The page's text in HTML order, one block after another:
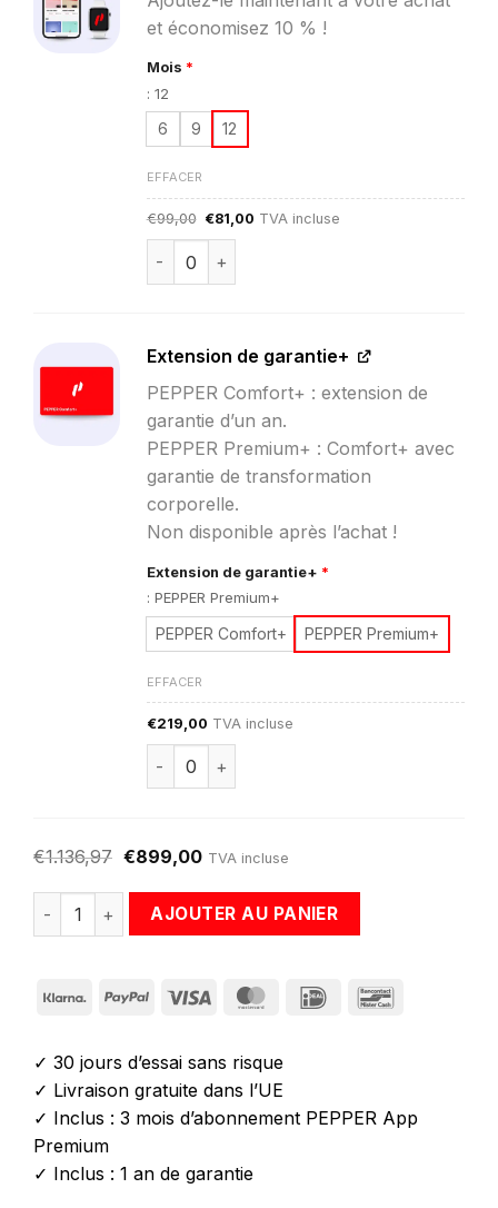
et économisez 10 % !
Mois *
: 12
6 9 12
EFFACER
€99,00 Le
initial
était :
€99,00.
€81,00 Le
TVA incluse
quantité de Abonnement à l’application
Extension de garantie+
PEPPER Comfort+ : extension de
garantie d’un an.
PEPPER Premium+ : Comfort+ avec
garantie de transformation
corporelle.
Non disponible après l’achat !
Extension de garantie+ *
: PEPPER Premium+
PEPPER Comfort+ PEPPER Premium+
EFFACER
€219,00 TVA incluse
quantité de Extension de garantie+
€1.136,97 €899,00 TVA incluse
quantité de Pack de démarrage NOVA:combinaison
AJOUTER AU PANIER
Klarna PayPalVisa MasterCard
IDeal
✓ 30 jours d’essai sans risque
✓ Livraison gratuite dans l’UE
✓ Inclus : 3 mois d’abonnement PEPPER App
Premium
✓ Inclus : 1 an de garantie